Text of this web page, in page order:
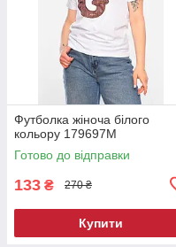
Футболка жіноча білого
кольору 179697M
Готово до відправки
133 ₴ 270 ₴
Купити